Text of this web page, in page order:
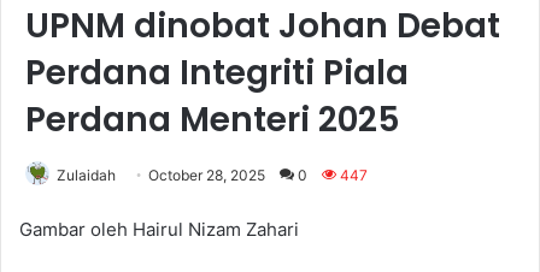
UPNM dinobat Johan Debat
Perdana Integriti Piala
Perdana Menteri 2025
Zulaidah October 28, 2025 0 447
Gambar oleh Hairul Nizam Zahari